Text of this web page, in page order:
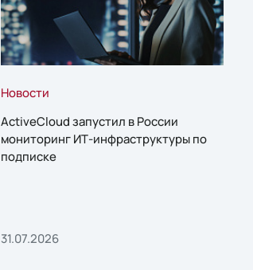
Новости
ActiveCloud запустил в России
мониторинг ИТ-инфраструктуры по
подписке
31.07.2026